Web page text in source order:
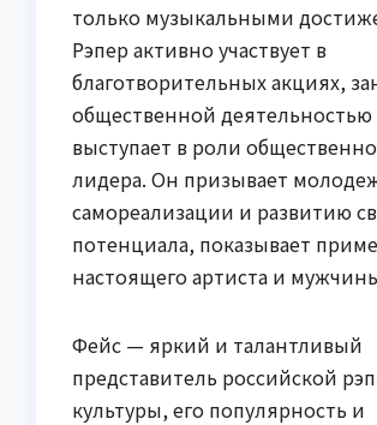
только музыкальными
Рэпер активно участвует в
благотворительных акциях,
общественной деятельностью
выступает в роли
лидера. Он призывает
самореализации и развитию
потенциала, показывает
настоящего артиста и
Фейс — яркий и талантливый
представитель российской
культуры, его популярность и